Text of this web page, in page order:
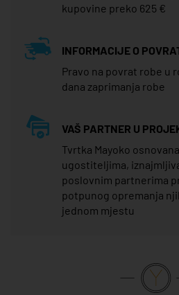
kupovine preko 625 €
INFORMACIJE O
Pravo na povrat robe u
dana zaprimanja robe
VAŠ PARTNER U
Tvrtka Mayoko
ugostiteljima,
poslovnim partnerima
potpunog opremanja
jednom mjestu